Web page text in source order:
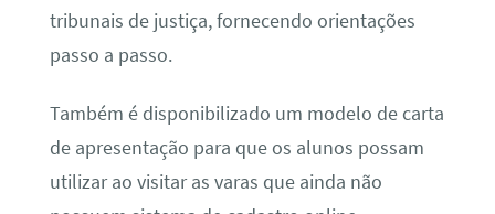
tribunais de justiça, fornecendo orientações
passo a passo.
Também é disponibilizado um modelo de carta
de apresentação para que os alunos possam
utilizar ao visitar as varas que ainda não